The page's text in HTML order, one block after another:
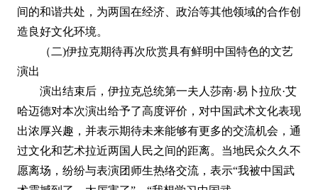
间的和谐共处，为两国在经济、政治等其他领域的合作创
造良好文化环境。
（二)伊拉克期待再次欣赏具有鲜明中国特色的文艺
演出
演出结束后，伊拉克总统第一夫人莎南·易卜拉欣·艾
哈迈德对本次演出给予了高度评价，对中国武术文化表现
出浓厚兴趣，并表示期待未来能够有更多的交流机会，通
过文化和艺术拉近两国人民之间的距离。当地民众久久不
愿离场，纷纷与表演团师生热络交流，表示“我被中国武